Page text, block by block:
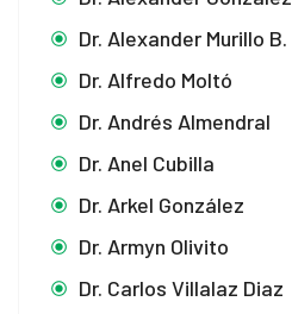
Dr. Alexander Murillo B.
Dr. Alfredo Moltó
Dr. Andrés Almendral
Dr. Anel Cubilla
Dr. Arkel González
Dr. Armyn Olivito
Dr. Carlos Villalaz Diaz